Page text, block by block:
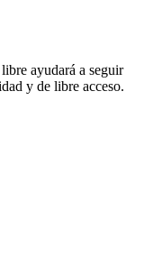
ayudará a seguir
y de libre acceso.